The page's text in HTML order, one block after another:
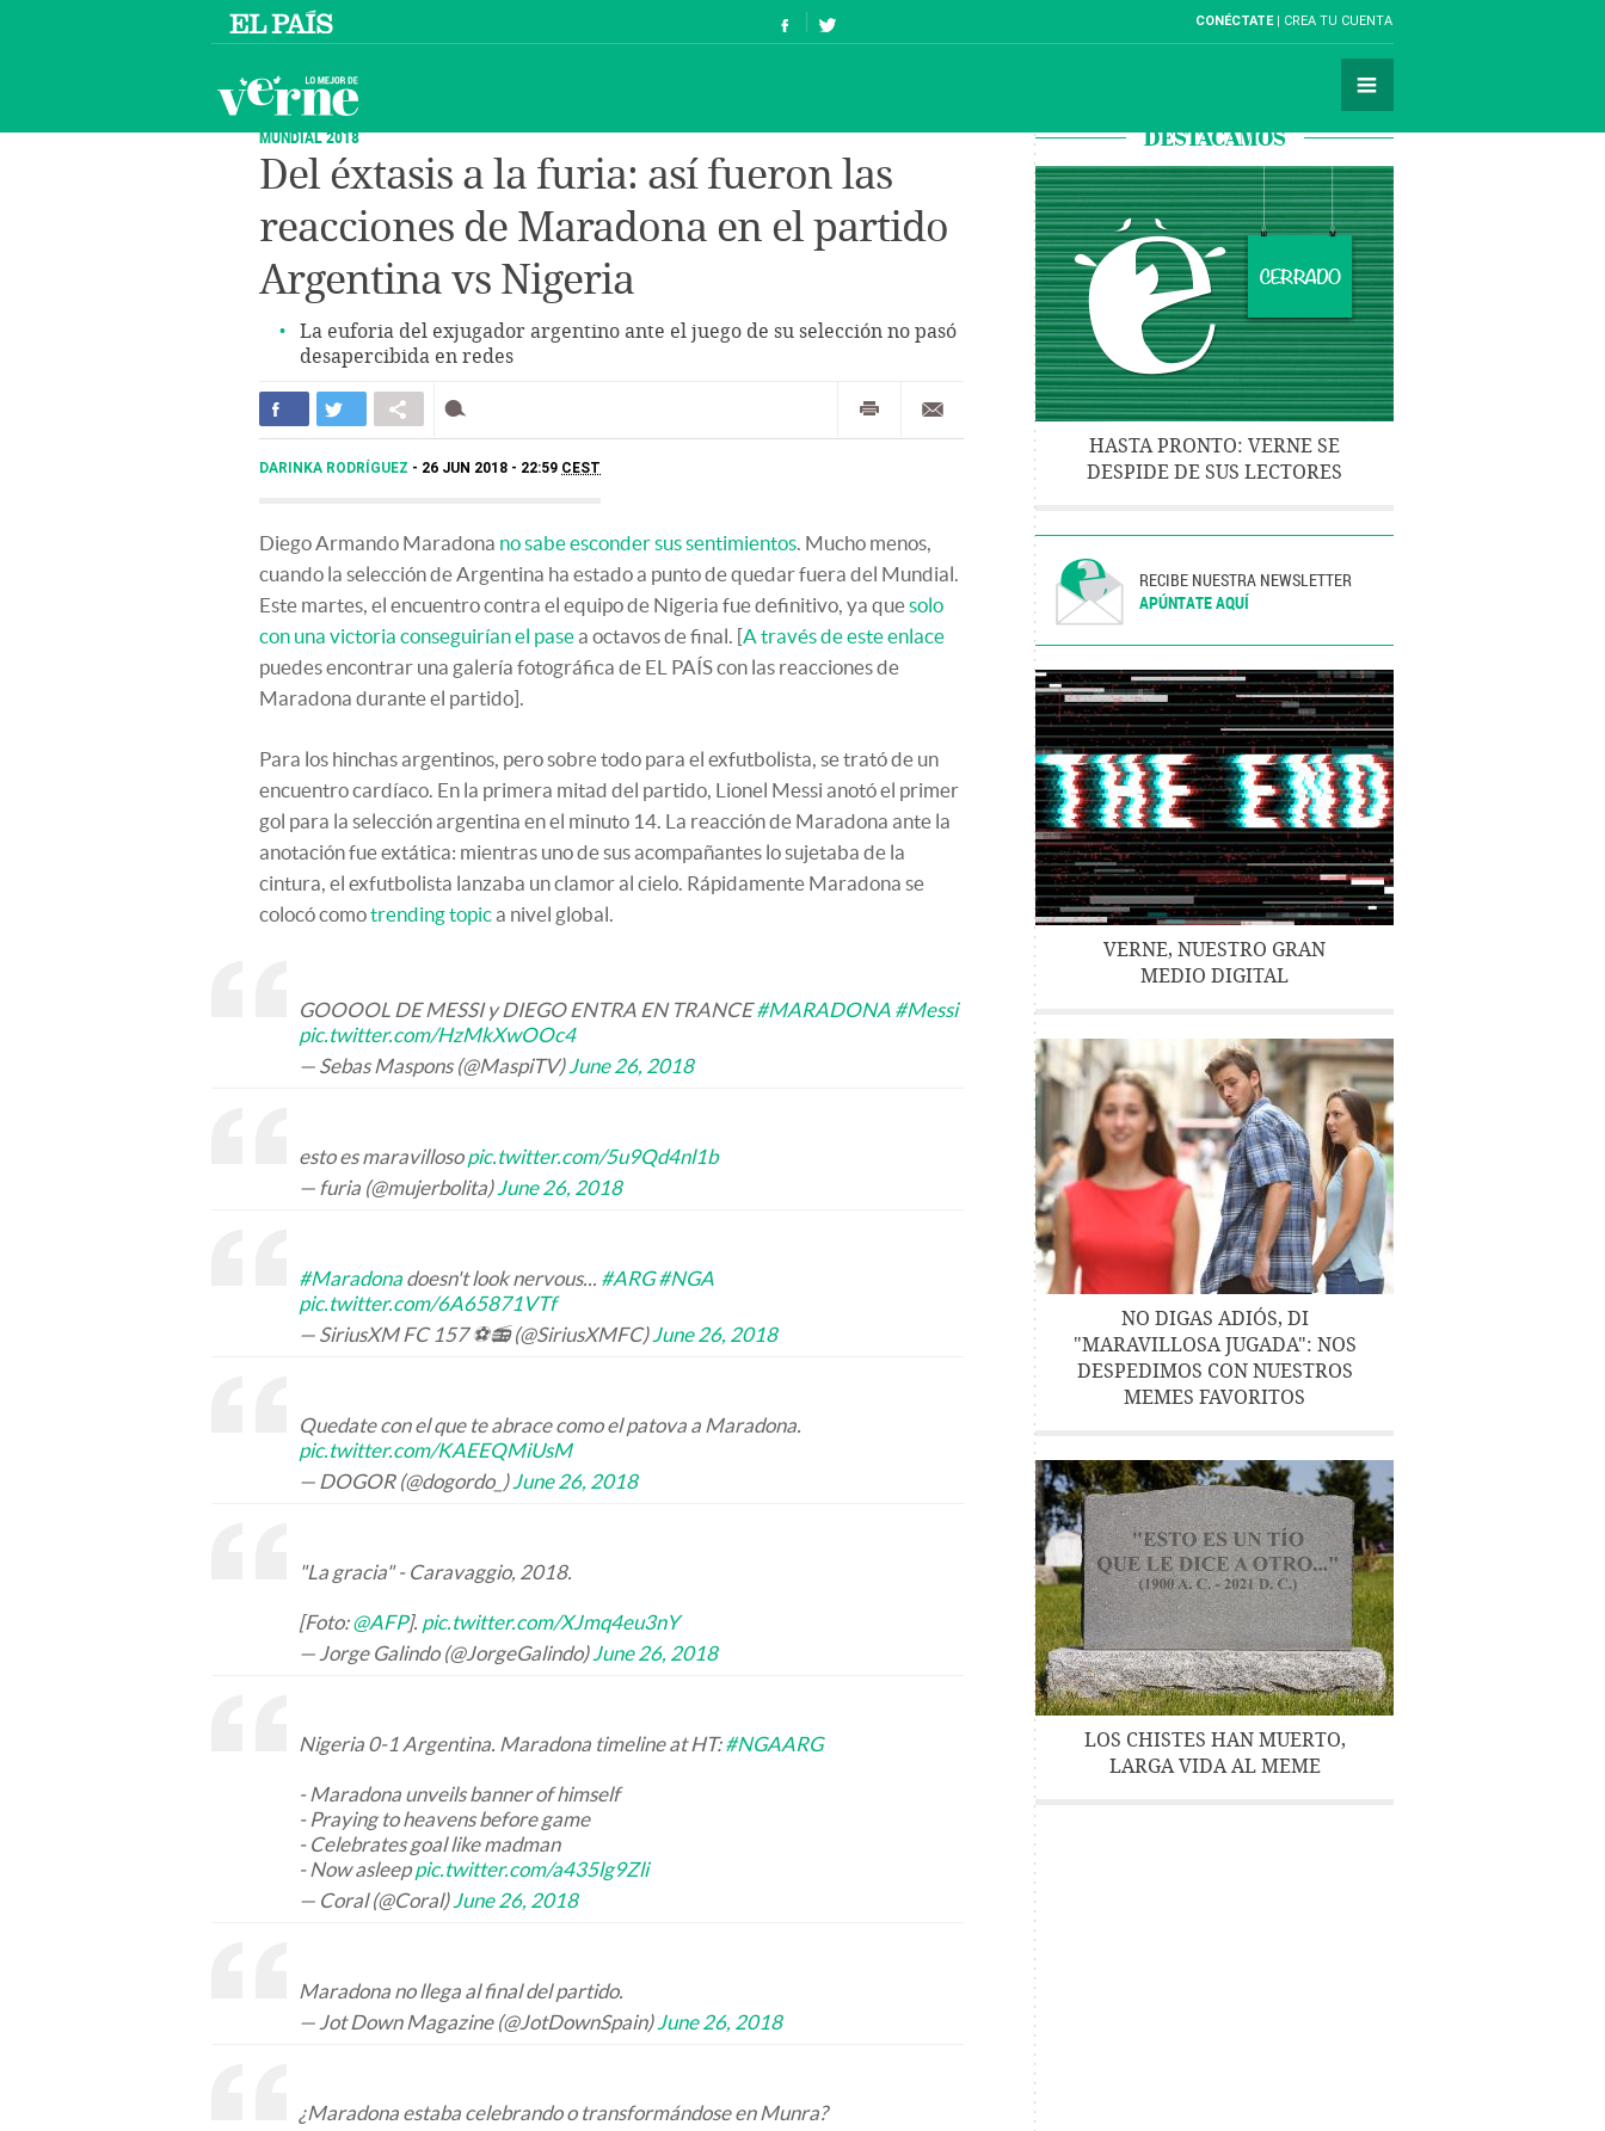
CONÉCTATE CREA TU CUENTA
MUNDIAL 2018
Del éxtasis a la furia: así fueron las
reacciones de Maradona en el partido
Argentina vs Nigeria
La euforia del exjugador argentino ante el juego de su selección no pasó
desapercibida en redes
DARINKA RODRÍGUEZ 26 JUN 2018 - 22:59 CEST
Diego Armando Maradona no sabe esconder sus sentimientos. Mucho menos,
cuando la selección de Argentina ha estado a punto de quedar fuera del Mundial.
Este martes, el encuentro contra el equipo de Nigeria fue definitivo, ya quesolo
con una victoria conseguirían el pasea octavos de final. [A través de este enlace
puedes encontrar una galería fotográfica de EL PAÍS con las reacciones de
Maradona durante el partido].
Para los hinchas argentinos, pero sobre todo para el exfutbolista, se trató de un
encuentro cardíaco. En la primera mitad del partido, Lionel Messi anotó el primer
gol para la selección argentina en el minuto 14. La reacción de Maradona ante la
anotación fue extática: mientras uno de sus acompañantes lo sujetaba de la
cintura, el exfutbolista lanzaba un clamor al cielo. Rápidamente Maradona se
colocó comotrending topica nivel global.
GOOOOL DE MESSI y DIEGO ENTRA EN TRANCE#MARADONA #Messi
pic.twitter.com/HzMkXwOOc4
— Sebas Maspons (@MaspiTV)June 26, 2018
esto es maravillosopic.twitter.com/5u9Qd4nl1b
— furia (@mujerbolita)June 26, 2018
#Maradona doesn't look nervous... #ARG #NGA
pic.twitter.com/6A65871VTf
— SiriusXM FC 157 ⚽️📻 (@SiriusXMFC)June 26, 2018
Quedate con el que te abrace como el patova a Maradona.
pic.twitter.com/KAEEQMiUsM
— DOGOR (@dogordo_)June 26, 2018
"La gracia" - Caravaggio, 2018.
[Foto:@AFP]. pic.twitter.com/XJmq4eu3nY
— Jorge Galindo (@JorgeGalindo)June 26, 2018
Nigeria 0-1 Argentina. Maradona timeline at HT:#NGAARG
- Maradona unveils banner of himself
- Praying to heavens before game
- Celebrates goal like madman
- Now asleeppic.twitter.com/a435lg9Zli
— Coral (@Coral)June 26, 2018
Maradona no llega al final del partido.
— Jot Down Magazine (@JotDownSpain)June 26, 2018
¿Maradona estaba celebrando o transformándose en Munra?
DESTACAMOS
HASTA PRONTO: VERNE SE
DESPIDE DE SUS LECTORES
RECIBE NUESTRA NEWSLETTER
APÚNTATE AQUÍ
VERNE, NUESTRO GRAN
MEDIO DIGITAL
NO DIGAS ADIÓS, DI
"MARAVILLOSA JUGADA": NOS
DESPEDIMOS CON NUESTROS
MEMES FAVORITOS
LOS CHISTES HAN MUERTO,
LARGA VIDA AL MEME